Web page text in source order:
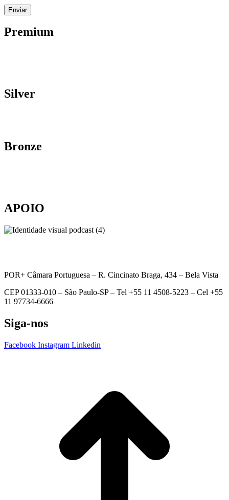
Premium
Silver
Bronze
APOIO
POR+ Câmara Portuguesa – R. Cincinato Braga, 434 – Bela Vista
CEP 01333-010 – São Paulo-SP – Tel +55 11 4508-5223 – Cel +55
11 97734-6666
Siga-nos
Facebook Instagram Linkedin